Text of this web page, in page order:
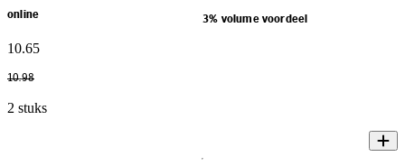
online 3% volume voordeel
10.65
10.98
2 stuks